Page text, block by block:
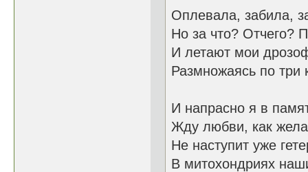
Оплевала, забила,
Но за что? Отчего?
И летают мои
Размножаясь по три
И напрасно я в
Жду любви, как
Не наступит уже
В митохондриях